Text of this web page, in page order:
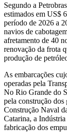
Segundo a
estimados em US$
período de 2026 a
navios de
afretamento de 40
renovação da frota
produção de
As embarcações
operadas pela
No Rio Grande do
pela construção
Construção Naval
Catarina, a
fabricação dos